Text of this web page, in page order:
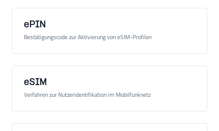
ePIN
Bestätigungscode zur Aktivierung von eSIM-Profilen
eSIM
Verfahren zur Nutzeridentifikation im Mobilfunknetz